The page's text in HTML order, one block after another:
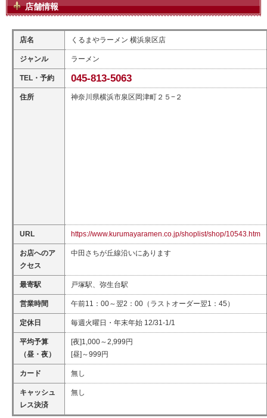
店舗情報
店名 くるまやラーメン 横浜泉区店
ジャンル ラーメン
TEL・予約 045-813-5063
住所 神奈川県横浜市泉区岡津町２５−２
URL https://www.kurumayaramen.co.jp/shoplist/shop/10543.htm
お店へのア
クセス
中田さちが丘線沿いにあります
最寄駅 戸塚駅、弥生台駅
営業時間 午前11：00～翌2：00（ラストオーダー翌1：45）
定休日 毎週火曜日・年末年始 12/31-1/1
平均予算
（昼・夜）
[夜]1,000～2,999円
[昼]～999円
カード 無し
キャッシュ
レス決済
無し